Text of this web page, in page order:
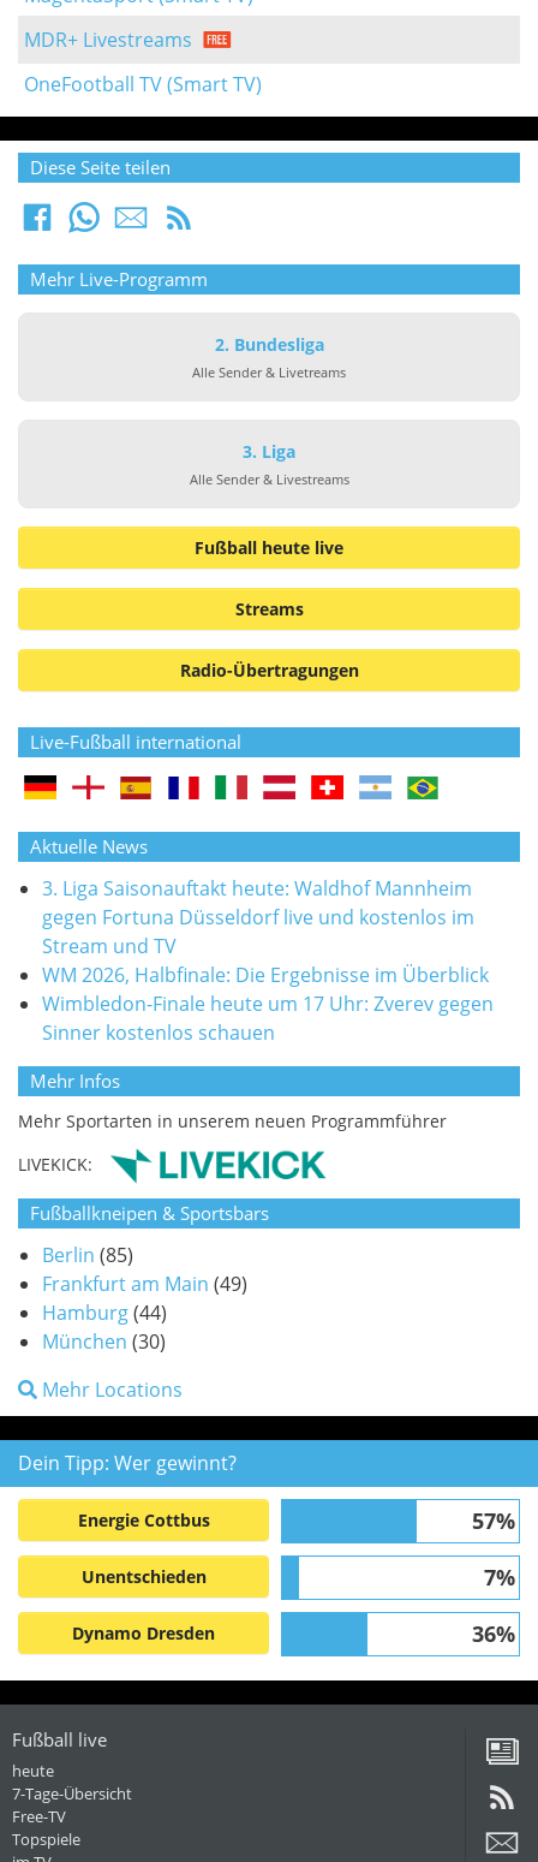
MDR+ Livestreams
OneFootball TV (Smart TV)
Diese Seite teilen
Mehr Live-Programm
2. Bundesliga
Alle Sender & Livetreams
3. Liga
Alle Sender & Livestreams
Fußball heute live
Streams
Radio-Übertragungen
Live-Fußball international
Aktuelle News
3. Liga Saisonauftakt heute: Waldhof Mannheim
gegen Fortuna Düsseldorf live und kostenlos im
Stream und TV
WM 2026, Halbfinale: Die Ergebnisse im Überblick
Wimbledon-Finale heute um 17 Uhr: Zverev gegen
Sinner kostenlos schauen
Mehr Infos
Mehr Sportarten in unserem neuen Programmführer
LIVEKICK:
Fußballkneipen & Sportsbars
Berlin (85)
Frankfurt am Main (49)
Hamburg(44)
München (30)
Mehr Locations
Dein Tipp: Wer gewinnt?
Energie Cottbus 57%
Unentschieden 7%
Dynamo Dresden 36%
Fußball live
heute
7-Tage-Übersicht
Free-TV
Topspiele